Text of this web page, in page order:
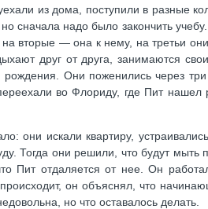
из дома, поступили в разные
сначала надо было закончить
вторые — она к нему, на третьи
друг от друга, занимаются
Они поженились через три
во Флориду, где Пит нашел
они искали квартиру,
Тогда они решили, что будут мыть
Пит отдаляется от нее. Он
он объяснял, что
но что оставалось делать.